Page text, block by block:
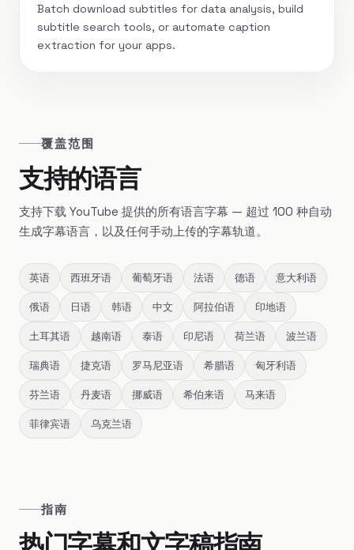
Batch download subtitles for data analysis, build
subtitle search tools, or automate caption
extraction for your apps.
覆盖范围
支持的语言
支持下载 YouTube 提供的所有语言字幕 — 超过 100 种自动
生成字幕语言，以及任何手动上传的字幕轨道。
英语 西班牙语 葡萄牙语 法语 德语 意大利语
俄语 日语 韩语 中文 阿拉伯语 印地语
土耳其语 越南语 泰语 印尼语 荷兰语 波兰语
瑞典语 捷克语 罗马尼亚语 希腊语 匈牙利语
芬兰语 丹麦语 挪威语 希伯来语 马来语
菲律宾语 乌克兰语
指南